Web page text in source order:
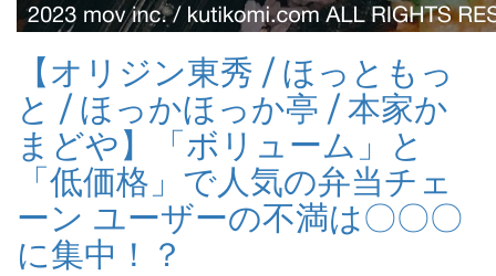
【オリジン東秀 / ほっともっ
と / ほっかほっか亭 / 本家か
まどや】「ボリューム」と
「低価格」で人気の弁当チェ
ーン ユーザーの不満は〇〇〇
に集中！？